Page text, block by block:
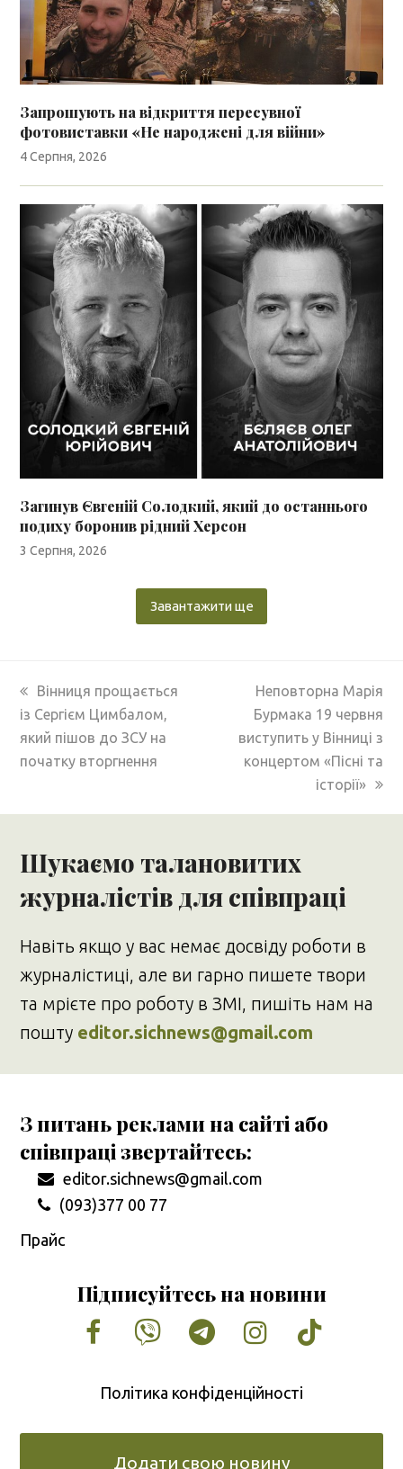
Запрошують на відкриття пересувної
фотовиставки «Не народжені для війни»
4 Серпня, 2026
Загинув Євгеній Солодкий, який до останнього
подиху боронив рідний Херсон
3 Серпня, 2026
Завантажити ще
previous
post:
Вінниця прощається
із Сергієм Цимбалом,
який пішов до ЗСУ на
початку вторгнення
next
post:
Неповторна Марія
Бурмака 19 червня
виступить у Вінниці з
концертом «Пісні та
історії»
Шукаємо талановитих
журналістів для співпраці
Навіть якщо у вас немає досвіду роботи в
журналістиці, але ви гарно пишете твори
та мрієте про роботу в ЗМІ, пишіть нам на
пошту editor.sichnews@gmail.com
З питань реклами на сайті або
співпраці звертайтесь:
editor.sichnews@gmail.com
(093)377 00 77
Прайс
Підписуйтесь на новини
Facebook
VimeoTumblrInstagram
Tiktok
Політика конфіденційності
Додати свою новину